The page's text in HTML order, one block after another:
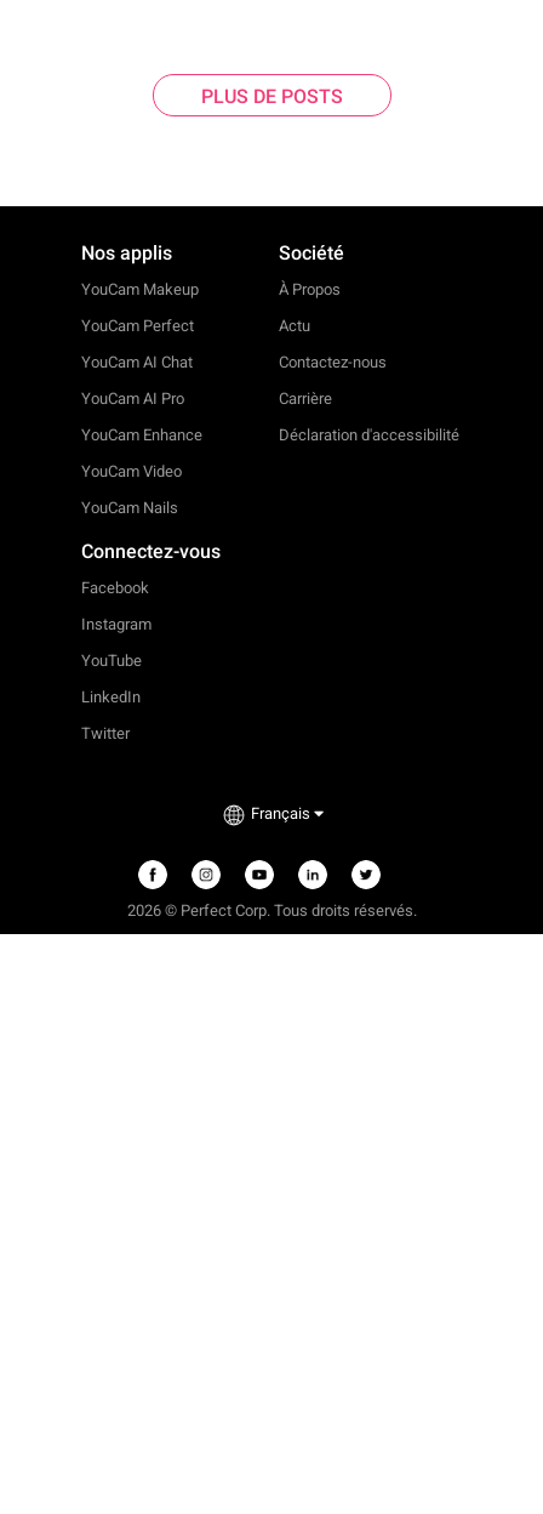
PLUS DE POSTS
Nos applis
YouCam Makeup
YouCam Perfect
YouCam AI Chat
YouCam AI Pro
YouCam Enhance
YouCam Video
YouCam Nails
Société
À Propos
Actu
Contactez-nous
Carrière
Déclaration d'accessibilité
Connectez-vous
Facebook
Instagram
YouTube
LinkedIn
Twitter
Français
2026 © Perfect Corp. Tous droits réservés.